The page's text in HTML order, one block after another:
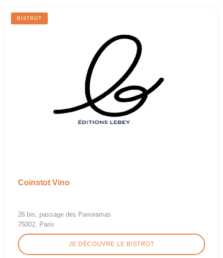
BISTROT
Coinstot Vino
26 bis, passage des Panoramas
75002, Paris
JE DÉCOUVRE LE BISTROT